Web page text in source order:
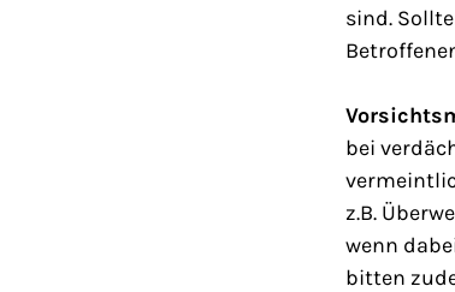
sind.
bei
z.B.
wenn
bitten